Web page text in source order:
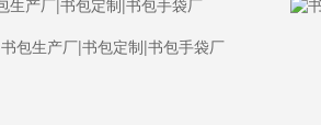
书包生产厂|书包定制|书包手袋厂